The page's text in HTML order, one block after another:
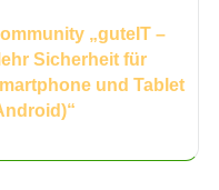
„guteIT –
Sicherheit für
und Tablet